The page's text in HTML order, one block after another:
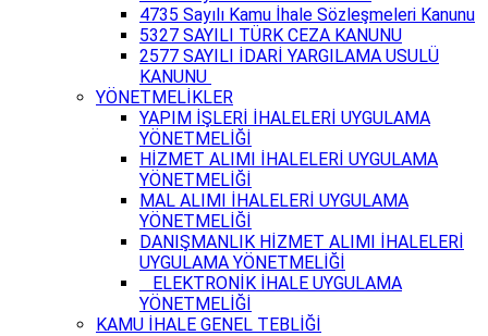
4735 Sayılı Kamu İhale Sözleşmeleri Kanunu
5327 SAYILI TÜRK CEZA KANUNU
2577 SAYILI İDARİ YARGILAMA USULÜ
KANUNU
YÖNETMELİKLER
YAPIM İŞLERİ İHALELERİ UYGULAMA
YÖNETMELİĞİ
HİZMET ALIMI İHALELERİ UYGULAMA
YÖNETMELİĞİ
MAL ALIMI İHALELERİ UYGULAMA
YÖNETMELİĞİ
DANIŞMANLIK HİZMET ALIMI İHALELERİ
UYGULAMA YÖNETMELİĞİ
ELEKTRONİK İHALE UYGULAMA
YÖNETMELİĞİ
KAMU İHALE GENEL TEBLİĞİ